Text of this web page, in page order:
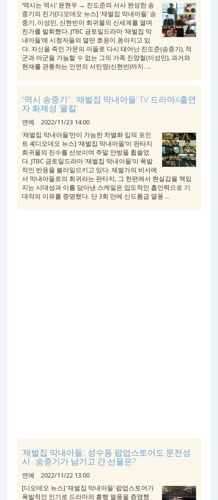
‘역시는 역시’ 윤현우 → 진도준의 서사 완성한 송
중기의 진가[디오데오 뉴스] '재벌집 막내아들' 송
중기, 이성민, 신현빈이 회귀물의 신세계를 열며
진가를 발휘했다. JTBC 금토일드라마 ‘재벌집 막
내아들’에 시청자들의 열띤 호응이 쏟아지고 있
다. 자신을 죽인 가문의 아들로 다시 태어난 진도준(송중기), 적
군과 아군을 가늠할 수 없는 그의 가족 진양철(이성민), 과거와
현재를 관통하는 인연의 서민영(신현빈)까지. ...
“역시 송중기”…‘재벌집 막내아들’ TV 드라마X출연
자 화제성 ‘올킬’
연예
2022/11/23 14:00
‘재벌집 막내아들’만이 가능한 차별화 입덕 포인
트 4[디오데오 뉴스] ‘재벌집 막내아들’이 판타지
회귀물의 진수를 선보이며 주말 안방을 휩쓸었
다. JTBC 금토일드라마 ‘재벌집 막내아들’이 폭발
적인 반응을 불러일으키고 있다. 재벌가의 비서에
서 막내아들로의 회귀라는 판타지, 그 한편에서 현실감을 책임
지는 시대성과 이를 담아낸 스케일은 압도적인 흡인력으로 기
대작의 이유를 증명했다. 단 3회 만에 신드롬급 열풍 ...
‘재벌집 막내아들’, 성수동 팝업스토어도 문전성
시…송중기가 남기고 간 선물은?
연예
2022/11/22 13:00
[디오데오 뉴스] ‘재벌집 막내아들’ 팝업스토어가
폭발적인 인기로 드라마의 흥행 열풍을 증명했